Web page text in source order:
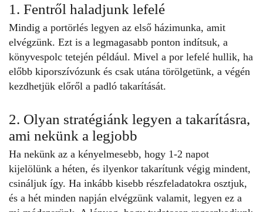
1. Fentről haladjunk lefelé
Mindig a portörlés legyen az első házimunka, amit
elvégzünk. Ezt is a legmagasabb ponton indítsuk, a
könyvespolc tetején például. Mivel a por lefelé hullik, ha
előbb kiporszívózunk és csak utána törölgetünk, a végén
kezdhetjük előről a padló takarítását.
2. Olyan stratégiánk legyen a takarításra,
ami nekünk a legjobb
Ha nekünk az a kényelmesebb, hogy 1-2 napot
kijelölünk a héten, és ilyenkor takarítunk végig mindent,
csináljuk így. Ha inkább kisebb részfeladatokra osztjuk,
és a hét minden napján elvégzünk valamit, legyen ez a